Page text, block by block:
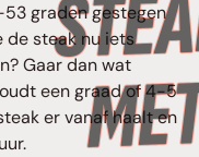
graden gestegen
steak nu iets
Gaar dan wat
een graad of 4-5
er vanaf haalt en